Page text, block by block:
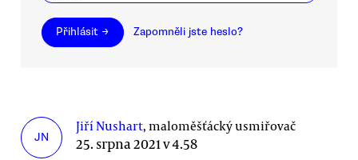
Přihlásit → Zapomněli jste heslo?
JN
Jiří Nushart, maloměšťácký usmiřovač
25. srpna 2021 v 4.58